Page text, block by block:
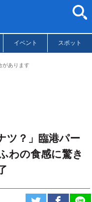
イベント スポット
があります
ツ？」臨港パー
わの食感に驚き